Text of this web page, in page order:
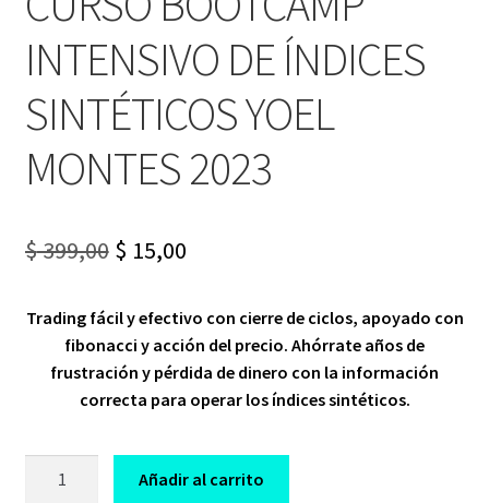
INTENSIVO DE ÍNDICES
SINTÉTICOS YOEL
MONTES 2023
$399,00 Original
was:
$ 399,00.
$ 15,00Current
is:
$ 15,00.
Trading fácil y efectivo con cierre de ciclos, apoyado con
fibonacci y acción del precio. Ahórrate años de
frustración y pérdida de dinero con la información
correcta para operar los índices sintéticos.
Añadir al carrito